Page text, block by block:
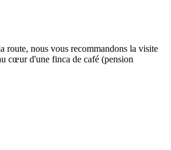
route, nous vous recommandons la visite
cœur d'une finca de café (pension